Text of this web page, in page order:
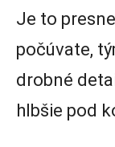
Je to
počúvate,
drobné
hlbšie pod